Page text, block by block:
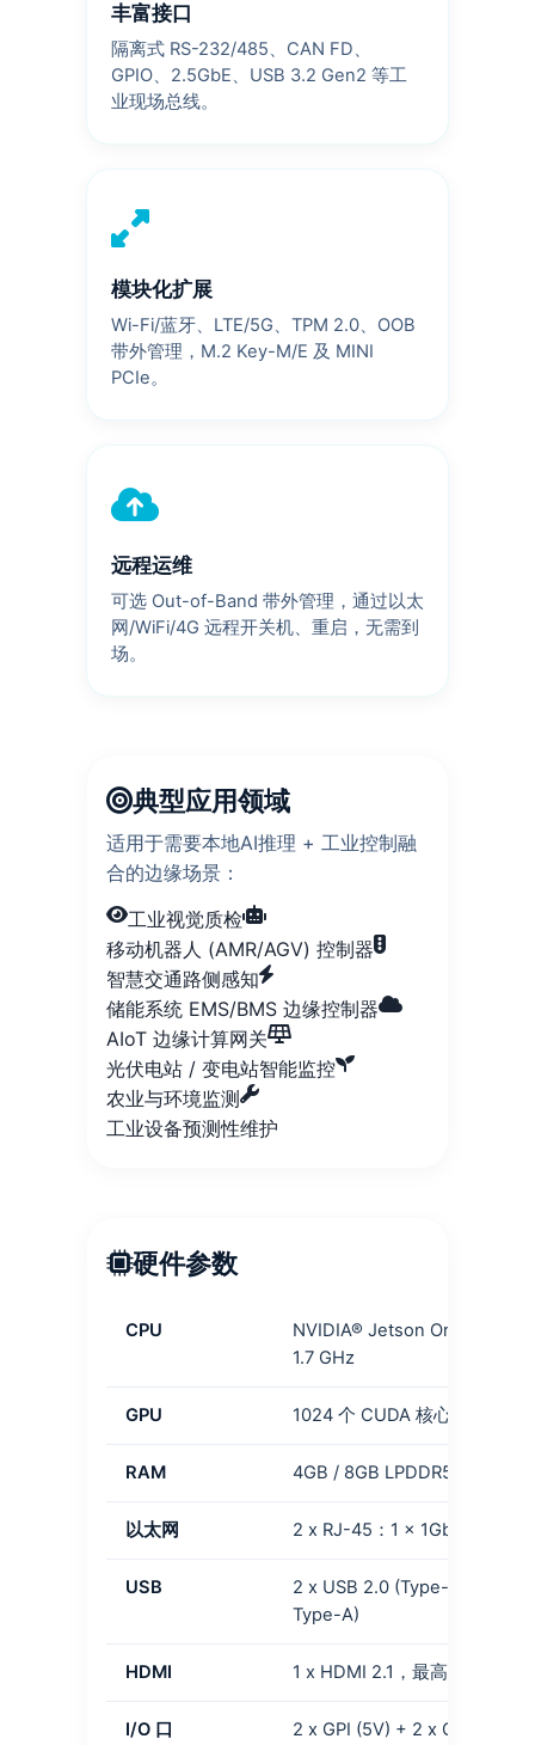
丰富接口
隔离式 RS-232/485、CAN FD、
GPIO、2.5GbE、USB 3.2 Gen2 等工
业现场总线。
模块化扩展
Wi-Fi/蓝牙、LTE/5G、TPM 2.0、OOB
带外管理，M.2 Key-M/E 及 MINI
PCIe。
远程运维
可选 Out-of-Band 带外管理，通过以太
网/WiFi/4G 远程开关机、重启，无需到
场。
典型应用领域
适用于需要本地AI推理 + 工业控制融
合的边缘场景：
工业视觉质检
移动机器人 (AMR/AGV) 控制器
智慧交通路侧感知
储能系统 EMS/BMS 边缘控制器
AIoT 边缘计算网关
光伏电站 / 变电站智能监控
农业与环境监测
工业设备预测性维护
硬件参数
CPU
NVIDIA® Jetson Orin™ Nano
1.7 GHz
GPU 1024 个 CUDA 核心 + 32 个
RAM 4GB / 8GB LPDDR5
以太网 2 x RJ-45：1 x 1Gb + 1 x
USB
2 x USB 2.0 (Type-A) + 4 x
Type-A)
HDMI 1 x HDMI 2.1，最高支持
I/O 口
2 x GPI (5V) + 2 x GPO (5V)